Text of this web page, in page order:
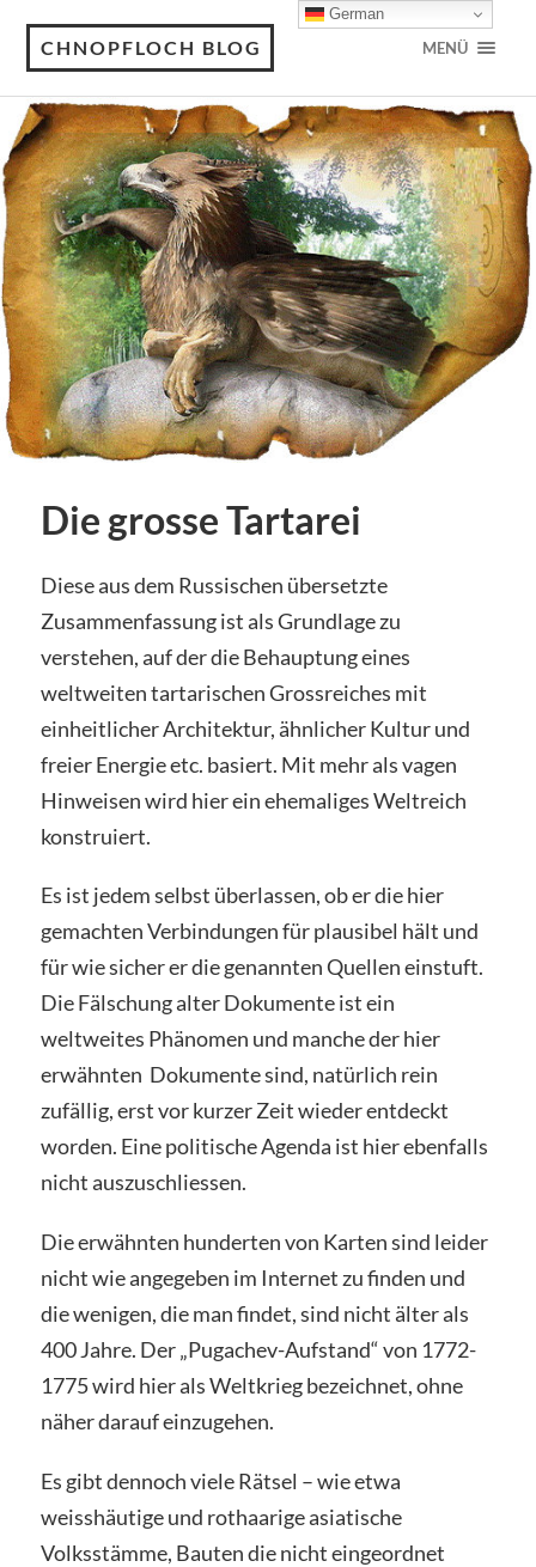
CHNOPFLOCH BLOG MENÜ
Die grosse Tartarei
Diese aus dem Russischen übersetzte
Zusammenfassung ist als Grundlage zu
verstehen, auf der die Behauptung eines
weltweiten tartarischen Grossreiches mit
einheitlicher Architektur, ähnlicher Kultur und
freier Energie etc. basiert. Mit mehr als vagen
Hinweisen wird hier ein ehemaliges Weltreich
konstruiert.
Es ist jedem selbst überlassen, ob er die hier
gemachten Verbindungen für plausibel hält und
für wie sicher er die genannten Quellen einstuft.
Die Fälschung alter Dokumente ist ein
weltweites Phänomen und manche der hier
erwähnten Dokumente sind, natürlich rein
zufällig, erst vor kurzer Zeit wieder entdeckt
worden. Eine politische Agenda ist hier ebenfalls
nicht auszuschliessen.
Die erwähnten hunderten von Karten sind leider
nicht wie angegeben im Internet zu finden und
die wenigen, die man findet, sind nicht älter als
400 Jahre. Der „Pugachev-Aufstand“ von 1772-
1775 wird hier als Weltkrieg bezeichnet, ohne
näher darauf einzugehen.
Es gibt dennoch viele Rätsel – wie etwa
weisshäutige und rothaarige asiatische
Volksstämme, Bauten die nicht eingeordnet
German